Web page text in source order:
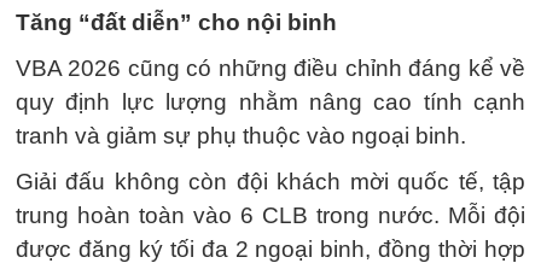
Tăng “đất diễn” cho nội binh
VBA 2026 cũng có những điều chỉnh đáng kể về
quy định lực lượng nhằm nâng cao tính cạnh
tranh và giảm sự phụ thuộc vào ngoại binh.
Giải đấu không còn đội khách mời quốc tế, tập
trung hoàn toàn vào 6 CLB trong nước. Mỗi đội
được đăng ký tối đa 2 ngoại binh, đồng thời hợp